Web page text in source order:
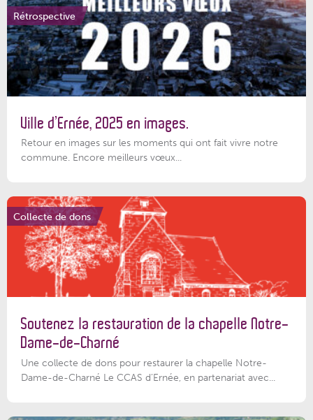
Rétrospective
Ville d’Ernée, 2025 en images.
Retour en images sur les moments qui ont fait vivre notre
commune. Encore meilleurs vœux...
Collecte de dons
Soutenez la restauration de la chapelle Notre-
Dame-de-Charné
Une collecte de dons pour restaurer la chapelle Notre-
Dame-de-Charné Le CCAS d’Ernée, en partenariat avec...